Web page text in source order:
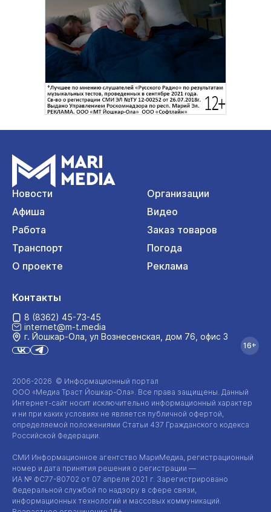
Новости
Организации
Афиша
Видео
Работа
Заказ товаров
Транспорт
Погода
О проекте
Реклама
2006-2026 © Информационный портал
ООО «Медиа Траст Йошкар-Ола». Все права защищены. Данный
Интернет-сайт носит исключительно информационный характер
и ни при каких условиях не является публичной офертой,
определяемой положениями Статьи 437 Гражданского кодекса
Российской Федерации.
СМИ Информационное агентство МариМедиа, регистрационный
номер и дата принятия решения о регистрации —
ИА № ФС77-80702 от 07 апреля 2021 г. Зарегистрировано
Федеральной службой по надзору в сфере связи,
информационных технологий и массовых коммуникаций.
Контакты
8 (8362) 45-73-45
internet@m-t.media
г. Йошкар‑Ола, ул Вознесенская, дом 76, офис 3
16+